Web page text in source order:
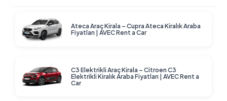
Ateca Araç Kirala – Cupra Ateca Kiralık Araba
Fiyatları | AVEC Rent a Car
C3 Elektrikli Araç Kirala – Citroen C3
Elektrikli Kiralık Araba Fiyatları | AVEC Rent a
Car